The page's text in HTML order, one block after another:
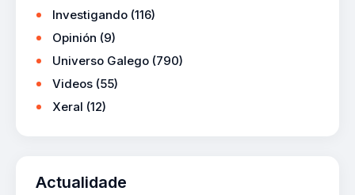
Investigando (116)
Opinión (9)
Universo Galego (790)
Videos (55)
Xeral (12)
Actualidade